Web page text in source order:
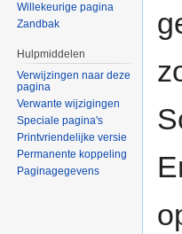
Willekeurige pagina
Zandbak
Hulpmiddelen
Verwijzingen naar deze
pagina
Verwante wijzigingen
Speciale pagina's
Printvriendelijke versie
Permanente koppeling
Paginagegevens